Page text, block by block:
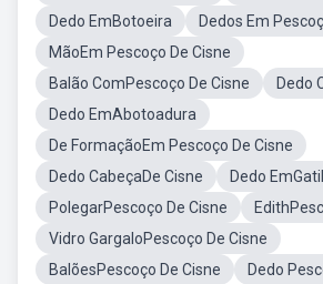
Dedo EmBotoeira
Dedos Em
MãoEm Pescoço De Cisne
Balão ComPescoço De Cisne
Dedo
Dedo EmAbotoadura
De FormaçãoEm Pescoço De Cisne
Dedo CabeçaDe Cisne
Dedo
PolegarPescoço De Cisne
Vidro GargaloPescoço De Cisne
BalõesPescoço De Cisne
Dedo